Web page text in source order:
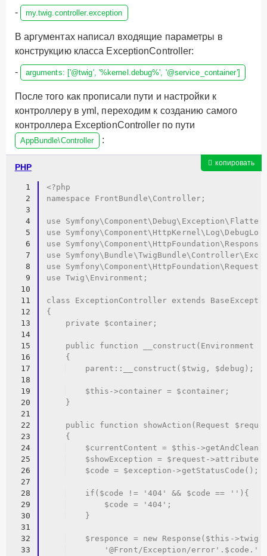
- my.twig.controller.exception
В аргументах написал входящие параметры в
конструкцию класса ExceptionController:
- arguments: ['@twig', '%kernel.debug%', '@service_container']
После того как прописали пути и настройки к
контроллеру в yml, переходим к созданию самого
контроллера ExceptionController по пути
AppBundle\Controller :
PHP копировать
1
2
3
4
5
6
7
8
9
10
11
12
13
14
15
16
17
18
19
20
21
22
23
24
25
26
27
28
29
30
31
32
33
<?php
namespace FrontBundle\Controller;
use
use
use
use
use Symfony\Component\HttpFoundation\Request;
use Twig\Environment;
class ExceptionController extends
{
    private $container;
public function __construct(Environment
    {
    parent::__construct($twig, $debug);
    $this->container = $container;
    }
public function showAction(Request
    {
$currentContent = $this-
$showException = $request-
    $code = $exception->getStatusCode();
    if($code != '404' && $code == ''){
    $code = '404';
    }
$responce = new Response($this->twig-
'@Front/Exception/